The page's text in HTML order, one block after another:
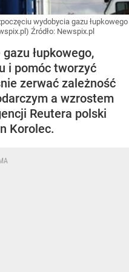
wydobycia gazu łupkowego
Źródło: Newspix.pl
łupkowego,
i pomóc tworzyć
zerwać zależność
a wzrostem
Reutera polski
Korolec.